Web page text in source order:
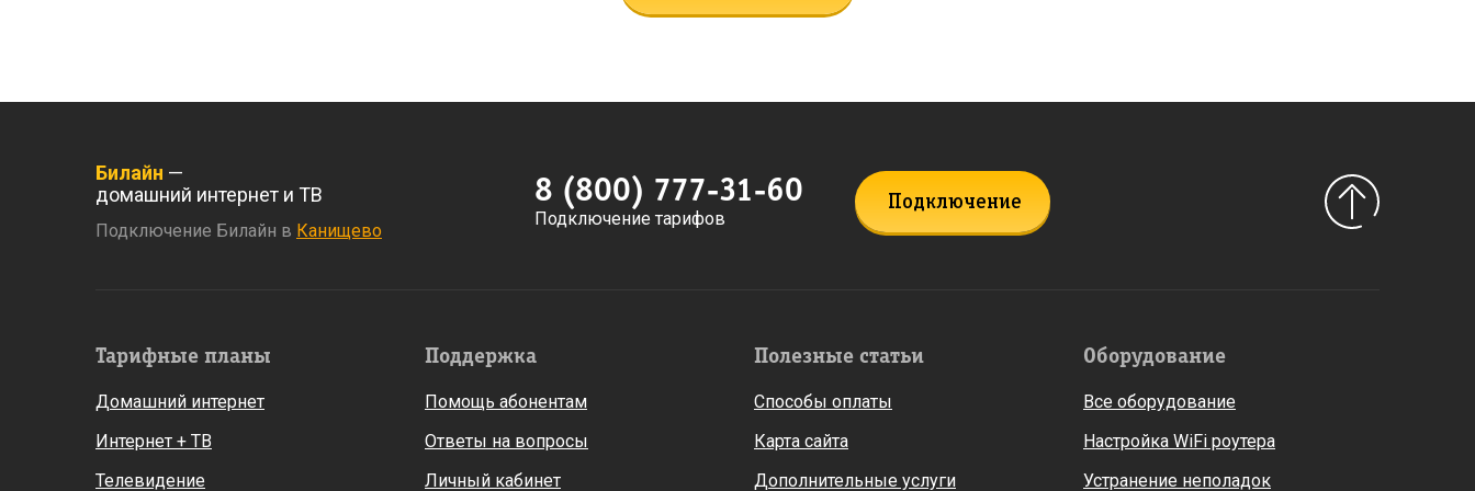
Билайн —
домашний интернет и ТВ
Подключение Билайн в Канищево
8 (800) 777-31-60
Подключение тарифов
Подключение
Тарифные планы
Домашний интернет
Интернет + ТВ
Телевидение
Поддержка
Помощь абонентам
Ответы на вопросы
Личный кабинет
Полезные статьи
Способы оплаты
Карта сайта
Дополнительные услуги
Оборудование
Все оборудование
Настройка WiFi роутера
Устранение неполадок